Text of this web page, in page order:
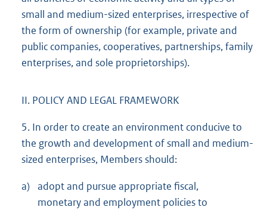
small and medium-sized enterprises, irrespective of
the form of ownership (for example, private and
public companies, cooperatives, partnerships, family
enterprises, and sole proprietorships).
II. POLICY AND LEGAL FRAMEWORK
5. In order to create an environment conducive to
the growth and development of small and medium-
sized enterprises, Members should:
a) adopt and pursue appropriate fiscal,
monetary and employment policies to